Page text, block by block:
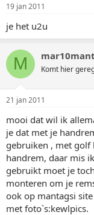
19 jan 2011
je het u2u
M Komt hier
21 jan 2011
mooi dat wil ik
je dat met je
gebruiken , met golf
handrem, daar mis
gebruikt moet je
monteren om je
ook op mantagsi
met foto`s:kewlpics.